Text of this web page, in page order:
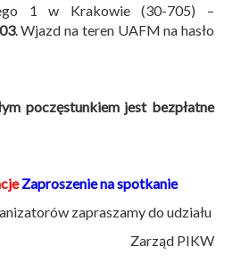
1 w Krakowie (30-705) –
. Wjazd na teren UAFM na hasło
poczęstunkiem jest bezpłatne
Zaproszenie na spotkanie
zapraszamy do udziału
Zarząd PIKW